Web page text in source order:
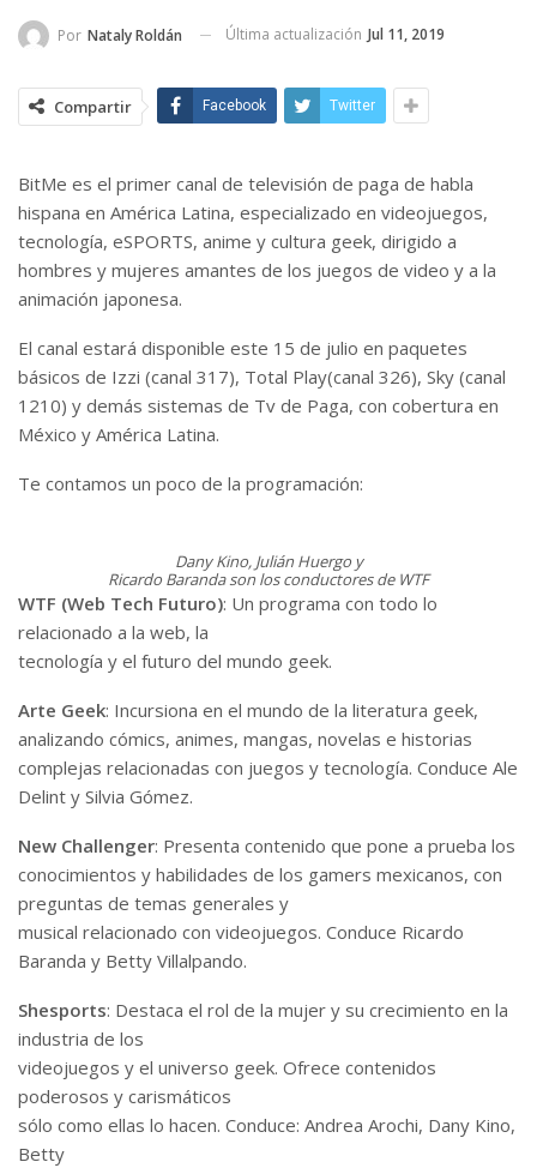
Por Nataly Roldán Última actualización Jul 11, 2019
Compartir Facebook Twitter
BitMe es el primer canal de televisión de paga de habla
hispana en América Latina, especializado en videojuegos,
tecnología, eSPORTS, anime y cultura geek, dirigido a
hombres y mujeres amantes de los juegos de video y a la
animación japonesa.
El canal estará disponible este 15 de julio en paquetes
básicos de Izzi (canal 317), Total Play(canal 326), Sky (canal
1210) y demás sistemas de Tv de Paga, con cobertura en
México y América Latina.
Te contamos un poco de la programación:
Dany Kino, Julián Huergo y
Ricardo Baranda son los conductores de WTF
WTF (Web Tech Futuro): Un programa con todo lo
relacionado a la web, la
tecnología y el futuro del mundo geek.
Arte Geek: Incursiona en el mundo de la literatura geek,
analizando cómics, animes, mangas, novelas e historias
complejas relacionadas con juegos y tecnología. Conduce Ale
Delint y Silvia Gómez.
New Challenger: Presenta contenido que pone a prueba los
conocimientos y habilidades de los gamers mexicanos, con
preguntas de temas generales y
musical relacionado con videojuegos. Conduce Ricardo
Baranda y Betty Villalpando.
Shesports: Destaca el rol de la mujer y su crecimiento en la
industria de los
videojuegos y el universo geek. Ofrece contenidos
poderosos y carismáticos
sólo como ellas lo hacen. Conduce: Andrea Arochi, Dany Kino,
Betty